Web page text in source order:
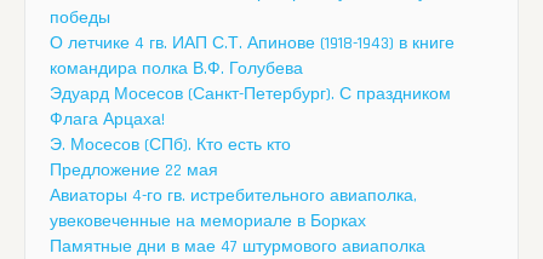
победы
О летчике 4 гв. ИАП С.Т. Апинове (1918-1943) в книге
командира полка В.Ф. Голубева
Эдуард Мосесов (Санкт-Петербург). С праздником
Флага Арцаха!
Э. Мосесов (СПб). Кто есть кто
Предложение 22 мая
Авиаторы 4-го гв. истребительного авиаполка,
увековеченные на мемориале в Борках
Памятные дни в мае 47 штурмового авиаполка